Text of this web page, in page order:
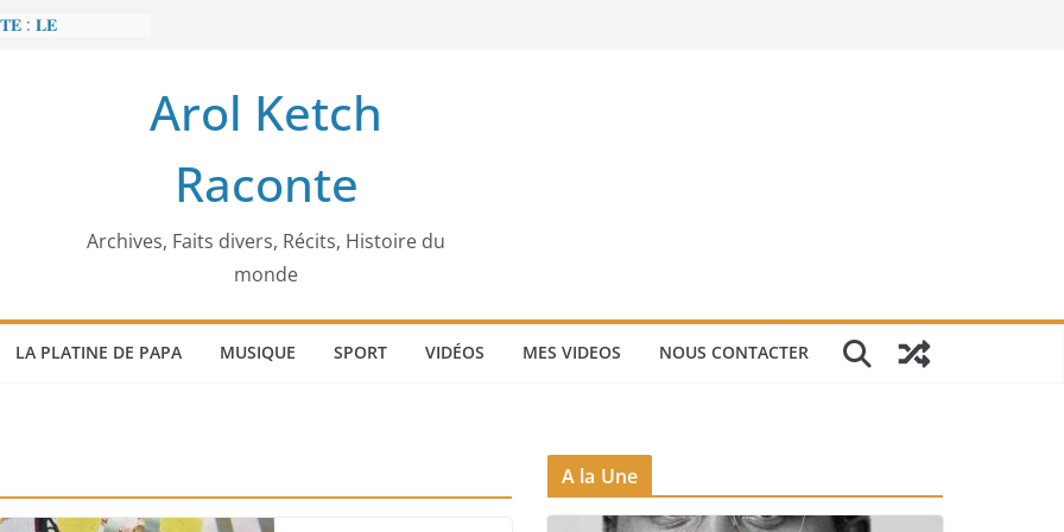
: 𝐋𝐄
𝐨𝐫𝐝𝐢𝐧𝐚𝐭𝐞𝐮𝐫
Arol Ketch
Raconte
Archives, Faits divers, Récits, Histoire du
monde
LA PLATINE DE PAPA MUSIQUE SPORT VIDÉOS MES VIDEOS NOUS CONTACTER
A la Une